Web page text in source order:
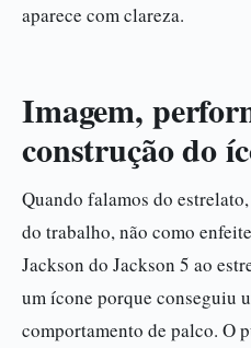
aparece com clareza.
Imagem,
construção do
Quando falamos do
do trabalho, não como
Jackson do Jackson 5 ao
um ícone porque conseguiu
comportamento de palco. O